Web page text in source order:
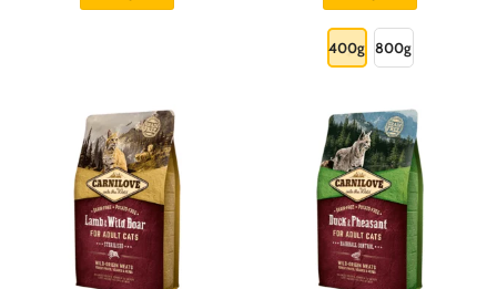
producto
tiene
variantes.
Las
opciones
se
pueden
elegir
en
la
400g 800g